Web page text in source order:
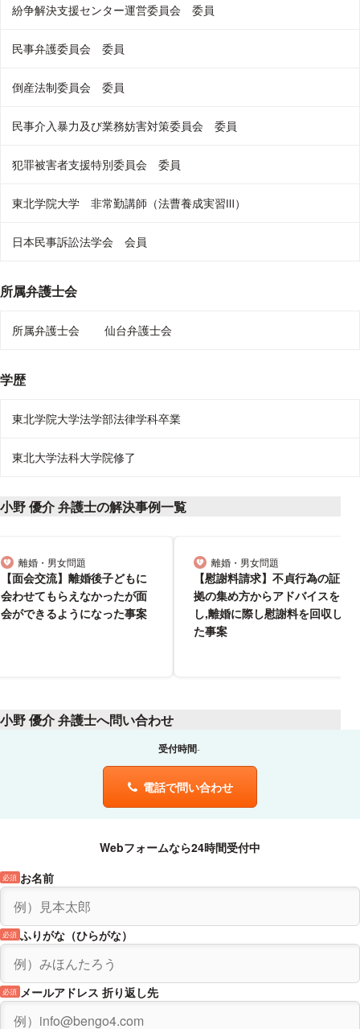
紛争解決支援センター運営委員会 委員
民事弁護委員会 委員
倒産法制委員会 委員
民事介入暴力及び業務妨害対策委員会 委員
犯罪被害者支援特別委員会 委員
東北学院大学 非常勤講師（法曹養成実習Ⅲ）
日本民事訴訟法学会 会員
所属弁護士会
所属弁護士会 仙台弁護士会
学歴
東北学院大学法学部法律学科卒業
東北大学法科大学院修了
小野 優介 弁護士の解決事例一覧
離婚・男女問題
分野
【面会交流】離婚後子どもに
会わせてもらえなかったが面
会ができるようになった事案
離婚・男女問題
分野
【慰謝料請求】不貞行為の証
拠の集め方からアドバイスを
し,離婚に際し慰謝料を回収し
た事案
小野 優介 弁護士へ問い合わせ
受付時間
電話で問い合わせ
Webフォームなら24時間受付中
お名前
必須
ふりがな（ひらがな）
必須
メールアドレス 折り返し先
必須